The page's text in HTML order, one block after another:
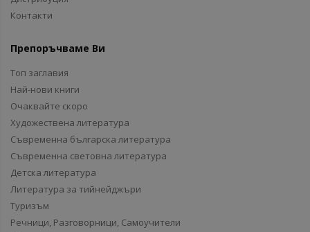
Контакти
Препоръчваме Ви
Топ заглавия
Най-нови книги
Очаквайте скоро
Художествена литература
Съвременна българска литература
Съвременна световна литература
Детска литература
Литература за тийнейджъри
Туризъм
Речници, Разговорници, Самоучители